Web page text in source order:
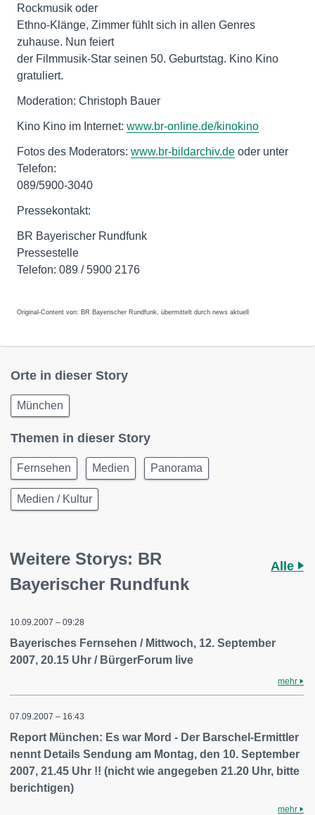
Rockmusik oder
Ethno-Klänge, Zimmer fühlt sich in allen Genres
zuhause. Nun feiert
der Filmmusik-Star seinen 50. Geburtstag. Kino Kino
gratuliert.
Moderation: Christoph Bauer
Kino Kino im Internet: www.br-online.de/kinokino
Fotos des Moderators: www.br-bildarchiv.de oder unter
Telefon:
089/5900-3040
Pressekontakt:
BR Bayerischer Rundfunk
Pressestelle
Telefon: 089 / 5900 2176
Original-Content von: BR Bayerischer Rundfunk, übermittelt durch news aktuell
Orte in dieser Story
München
Themen in dieser Story
Fernsehen Medien Panorama
Medien / Kultur
Weitere Storys: BR
Bayerischer Rundfunk
Alle
10.09.2007 – 09:28
Bayerisches Fernsehen / Mittwoch, 12. September
2007, 20.15 Uhr / BürgerForum live
mehr
07.09.2007 – 16:43
Report München: Es war Mord - Der Barschel-Ermittler
nennt Details Sendung am Montag, den 10. September
2007, 21.45 Uhr !! (nicht wie angegeben 21.20 Uhr, bitte
berichtigen)
mehr